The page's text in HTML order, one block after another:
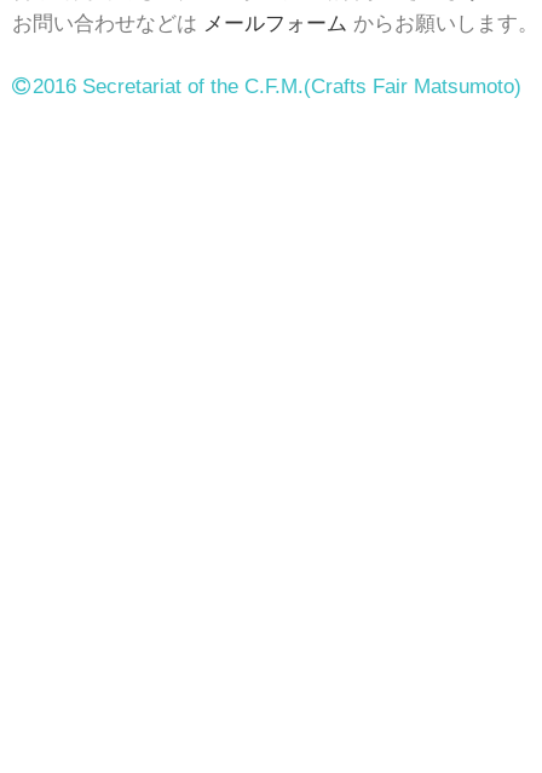
お問い合わせなどは メールフォーム からお願いします。
2016 Secretariat of the C.F.M.(Crafts Fair Matsumoto)